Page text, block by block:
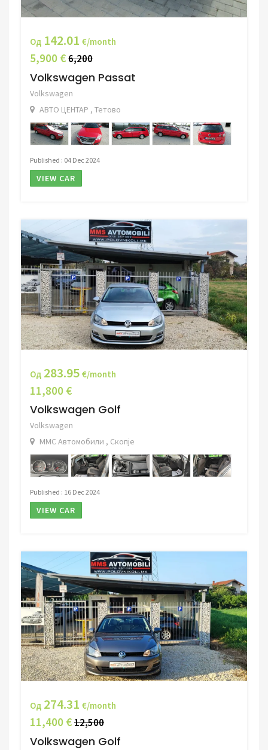
Од 142.01 €/month
5,900 €6,200
Volkswagen Passat
Volkswagen
АВТО ЦЕНТАР , Тетово
Published : 04 Dec 2024
VIEW CAR
Од 283.95 €/month
11,800 €
Volkswagen Golf
Volkswagen
ММС Автомобили , Скопје
Published : 16 Dec 2024
VIEW CAR
Од 274.31 €/month
11,400 €12,500
Volkswagen Golf